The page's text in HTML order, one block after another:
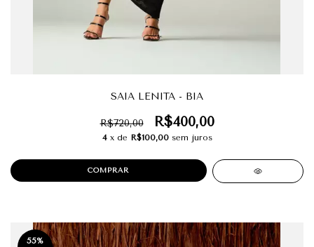
SAIA LENITA - BIA
R$720,00 R$400,00
4 x de R$100,00 sem juros
COMPRAR
55%